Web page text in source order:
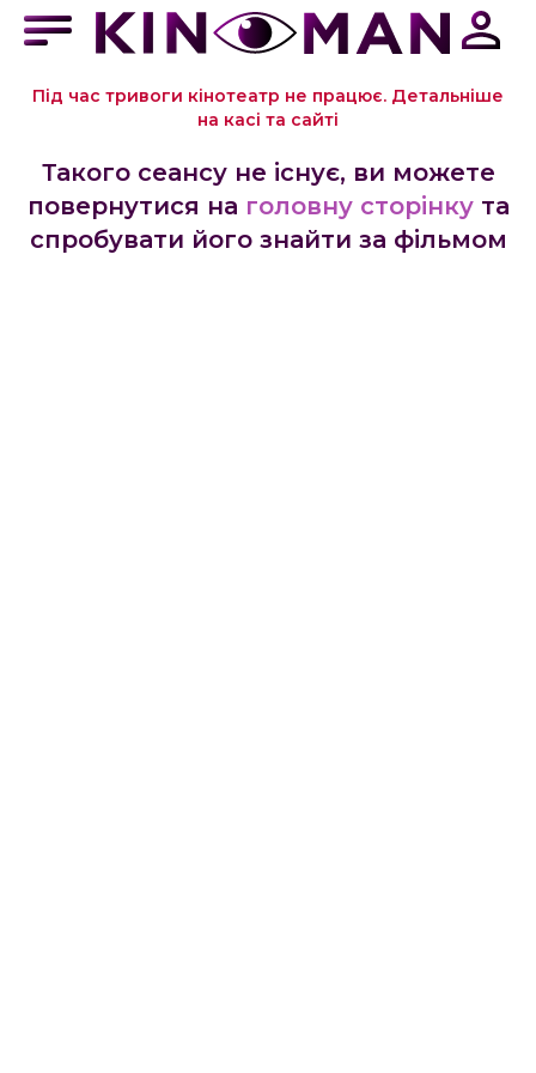
Під час тривоги кінотеатр не працює. Детальніше
на касі та сайті
Такого сеансу не існує, ви можете
повернутися на головну сторінку та
спробувати його знайти за фільмом